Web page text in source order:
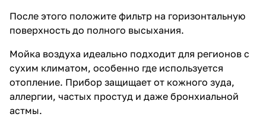
После этого положите фильтр на горизонтальную
поверхность до полного высыхания.
Мойка воздуха идеально подходит для регионов с
сухим климатом, особенно где используется
отопление. Прибор защищает от кожного зуда,
аллергии, частых простуд и даже бронхиальной
астмы.